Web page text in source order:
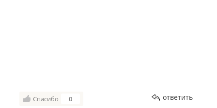
Спасибо 0 ответить